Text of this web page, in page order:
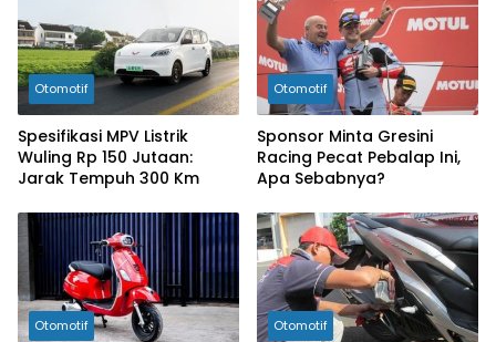
Otomotif
Spesifikasi MPV Listrik
Wuling Rp 150 Jutaan:
Jarak Tempuh 300 Km
Otomotif
Sponsor Minta Gresini
Racing Pecat Pebalap Ini,
Apa Sebabnya?
Otomotif Otomotif